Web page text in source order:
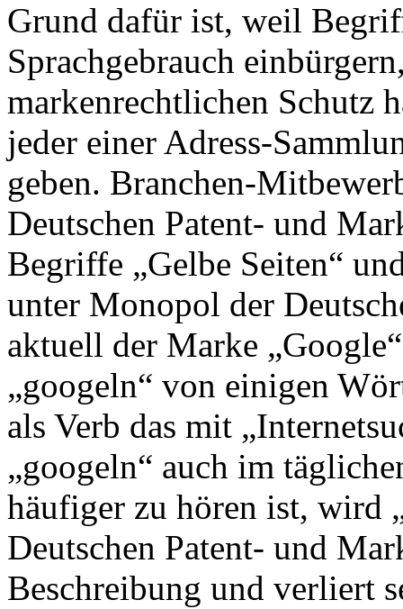
Grund dafür ist, weil
Sprachgebrauch
markenrechtlichen Schutz
jeder einer Adress-
geben. Branchen-
Deutschen Patent- und
Begriffe „Gelbe Seiten“
unter Monopol der
aktuell der Marke
„googeln“ von einigen
als Verb das mit
„googeln“ auch im
häufiger zu hören ist, wird
Deutschen Patent- und
Beschreibung und verliert